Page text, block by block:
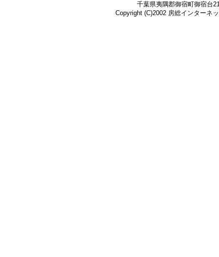
千葉県夷隅郡御宿町御宿台
Copyright (C)2002 房総インターネ